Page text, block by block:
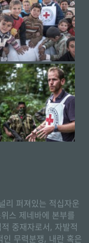
리 퍼져있는 적십자운
스 제네바에 본부를
중재자로서, 자발적
인 무력분쟁, 내란 혹은